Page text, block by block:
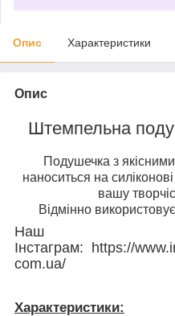
Опис Характеристики
Опис
Штемпельна
Подушечка з
наноситься на
вашу
Відмінно
Наш
Інстаграм: https://
com.ua/
Характеристики: